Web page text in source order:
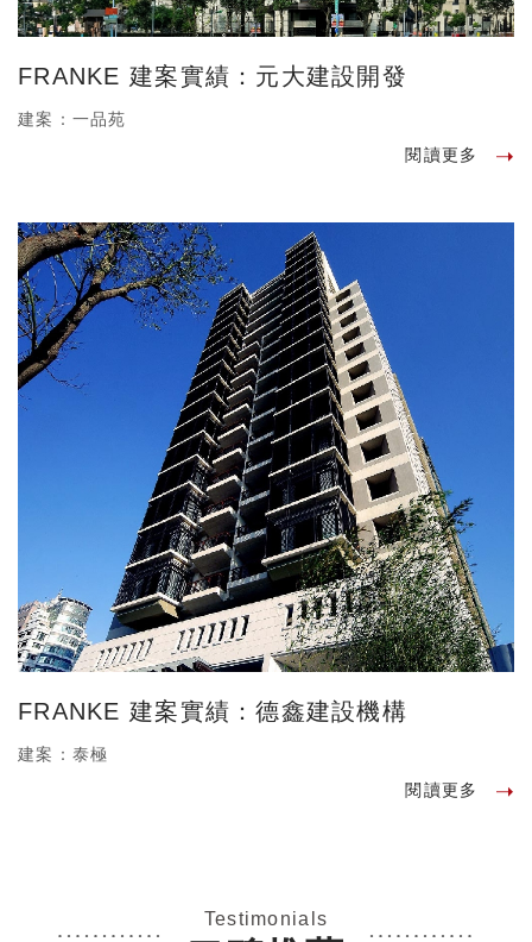
FRANKE 建案實績：元大建設開發
建案：一品苑
閱讀更多
FRANKE 建案實績：德鑫建設機構
建案：泰極
閱讀更多
Testimonials